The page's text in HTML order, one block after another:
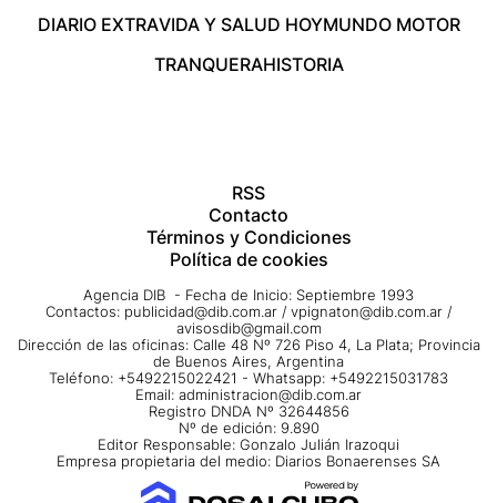
DIARIO EXTRAVIDA Y SALUD HOYMUNDO MOTOR
TRANQUERAHISTORIA
RSS
Contacto
Términos y Condiciones
Política de cookies
Agencia DIB - Fecha de Inicio: Septiembre 1993
Contactos: publicidad@dib.com.ar / vpignaton@dib.com.ar /
avisosdib@gmail.com
Dirección de las oficinas: Calle 48 Nº 726 Piso 4, La Plata; Provincia
de Buenos Aires, Argentina
Teléfono: +5492215022421 - Whatsapp: +5492215031783
Email: administracion@dib.com.ar
Registro DNDA Nº 32644856
Nº de edición: 9.890
Editor Responsable: Gonzalo Julián Irazoqui
Empresa propietaria del medio: Diarios Bonaerenses SA